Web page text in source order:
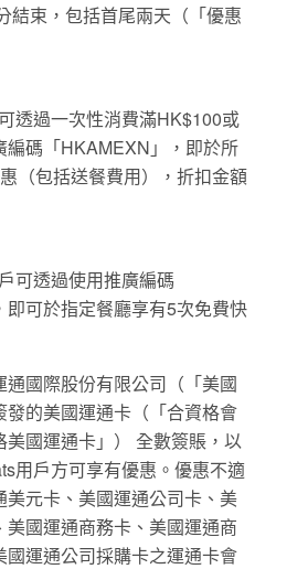
結束，包括首尾兩天（「優惠
透過一次性消費滿HK$100或
編碼「HKAMEXN」，即於所
（包括送餐費用），折扣金額
可透過使用推廣編碼
即可於指定餐廳享有5次免費快
通國際股份有限公司（「美國
發的美國運通卡（「合資格會
美國運通卡」） 全數簽賬，以
用戶方可享有優惠。優惠不適
美元卡、美國運通公司卡、美
美國運通商務卡、美國運通商
國運通公司採購卡之運通卡會